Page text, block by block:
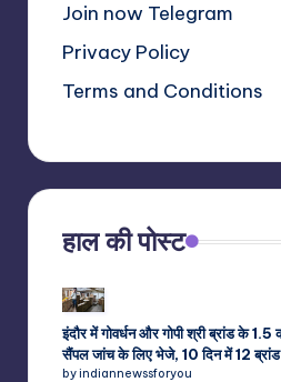
Join now Telegram
Privacy Policy
Terms and Conditions
हाल की पोस्ट
इंदौर में गोवर्धन और गोपी श्री ब्रांड के
सैंपल जांच के लिए भेजे, 10 दिन में 12
by indiannewssforyou